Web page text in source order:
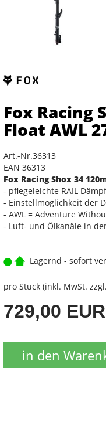
Fox Racing
Float AWL
Art.-Nr.36313
EAN 36313
Fox Racing Shox 34
- pflegeleichte RAIL
- Einstellmöglichkeit der
- AWL = Adventure
- Luft- und Ölkanäle in
Lagernd - sofort
pro Stück (inkl. MwSt. zzgl.
729,00 EUR
in den